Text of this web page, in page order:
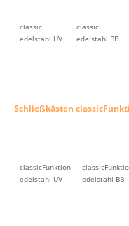
classic
edelstahl UV
classic
edelstahl BB
Schließkästen
classicFunktion
edelstahl UV
edelstahl BB